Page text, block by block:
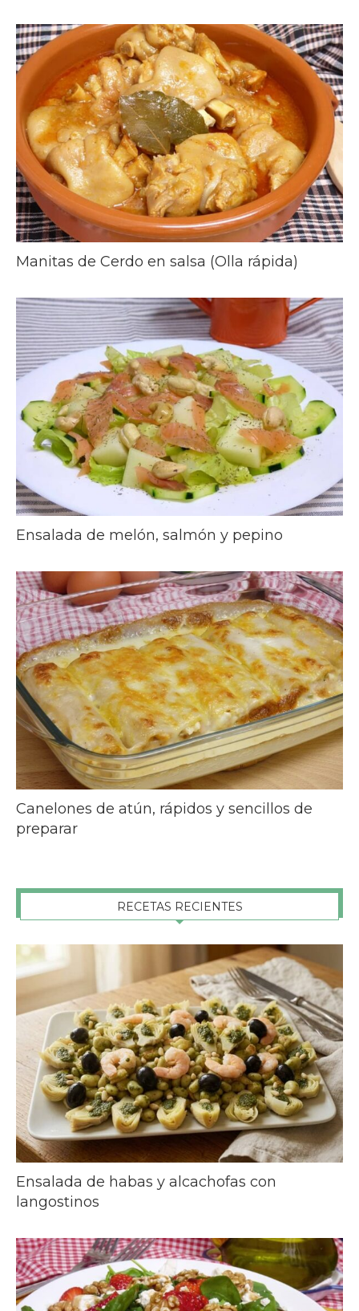
Manitas de Cerdo en salsa (Olla rápida)
Ensalada de melón, salmón y pepino
Canelones de atún, rápidos y sencillos de
preparar
RECETAS RECIENTES
Ensalada de habas y alcachofas con
langostinos